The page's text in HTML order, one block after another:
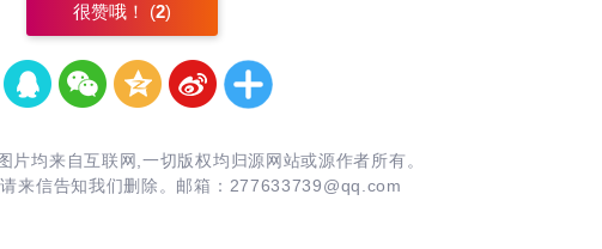
很赞哦！ (2)
片均来自互联网,一切版权均归源网站或源作者所有。
来信告知我们删除。邮箱： 277633739@qq.com